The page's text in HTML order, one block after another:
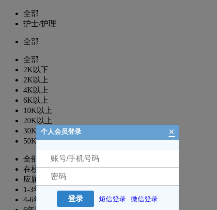
全部
护士/护理
全部
全部
2K以下
2K以上
4K以上
6K以上
10K以上
20K以上
30K以上
50K以上
全部
在校生
应届生
1-3年
4-6年
个人会员登录 ×
登录 短信登录 微信登录